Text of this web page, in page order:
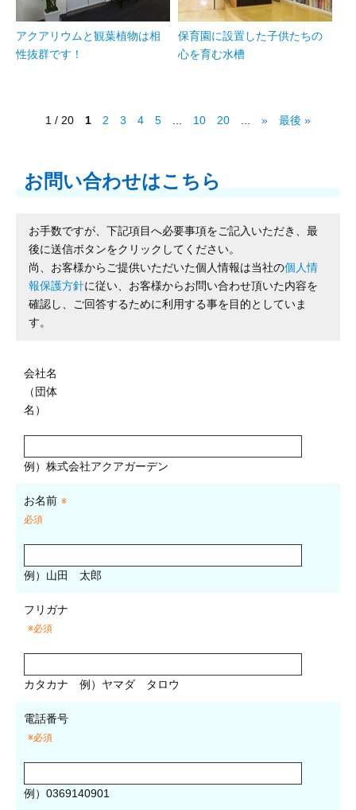
アクアリウムと観葉植物は相
性抜群です！
保育園に設置した子供たちの
心を育む水槽
1 / 20 1 2 3 4 5 ... 10 20 ... » 最後 »
お問い合わせはこちら
お手数ですが、下記項目へ必要事項をご記入いただき、最
後に送信ボタンをクリックしてください。
尚、お客様からご提供いただいた個人情報は当社の個人情
報保護方針に従い、お客様からお問い合わせ頂いた内容を
確認し、ご回答するために利用する事を目的としていま
す。
会社名
（団体
名）
例）株式会社アクアガーデン
お名前 ※
必須
例）山田 太郎
フリガナ
※必須
カタカナ 例）ヤマダ タロウ
電話番号
※必須
例）0369140901